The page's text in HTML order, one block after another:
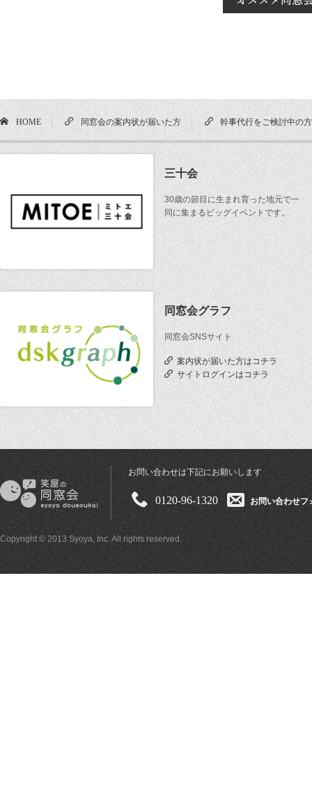
HOME 同窓会の案内状が届いた方 幹事代行をご検討中の方
三十会
30歳の節目に生まれ育った地元で一
同に集まるビッグイベントです。
同窓会グラフ
同窓会SNSサイト
案内状が届いた方はコチラ
サイトログインはコチラ
お問い合わせは下記にお願いします
0120-96-1320 お問い合わせフ
Copyright © 2013 Syoya, Inc. All rights reserved.